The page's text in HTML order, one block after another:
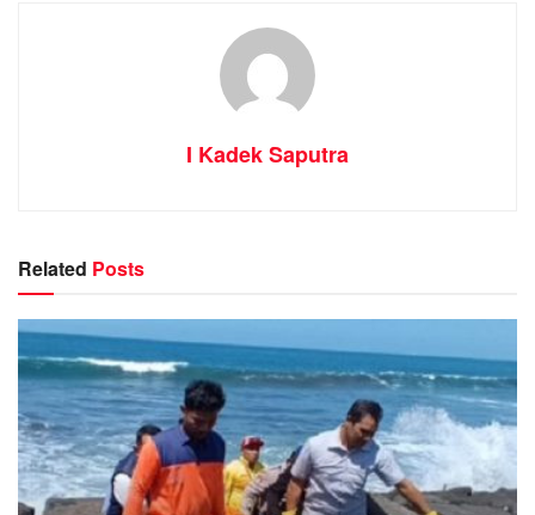
I Kadek Saputra
Related Posts